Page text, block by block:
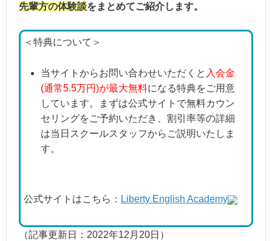
先輩方の体験談をまとめてご紹介します。
＜特典について＞
当サイトからお問い合わせいただくと 入会金
(通常5.5万円)が最大無料になる特典をご用意
しています。まずは公式サイトで無料カウン
セリングをご予約いただき、割引率等の詳細
は当日スクールスタッフからご説明いたしま
す。
公式サイトはこちら： Liberty English Academy
（記事更新日： 2022年12月20日 ）